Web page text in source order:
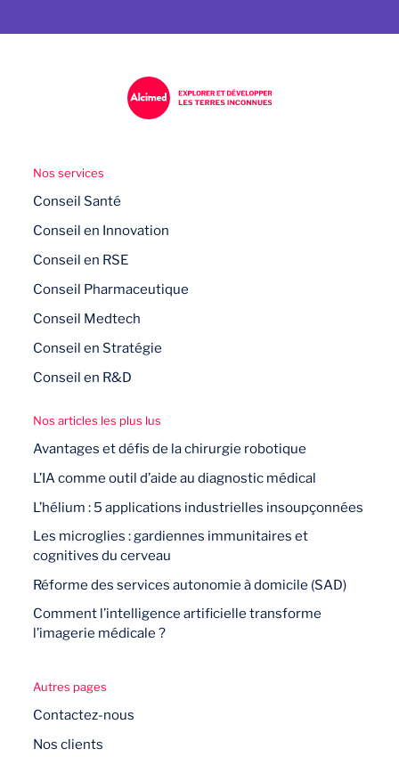
Nos services
Conseil Santé
Conseil en Innovation
Conseil en RSE
Conseil Pharmaceutique
Conseil Medtech
Conseil en Stratégie
Conseil en R&D
Nos articles les plus lus
Avantages et défis de la chirurgie robotique
L’IA comme outil d’aide au diagnostic médical
L’hélium : 5 applications industrielles insoupçonnées
Les microglies : gardiennes immunitaires et
cognitives du cerveau
Réforme des services autonomie à domicile (SAD)
Comment l’intelligence artificielle transforme
l’imagerie médicale ?
Autres pages
Contactez-nous
Nos clients